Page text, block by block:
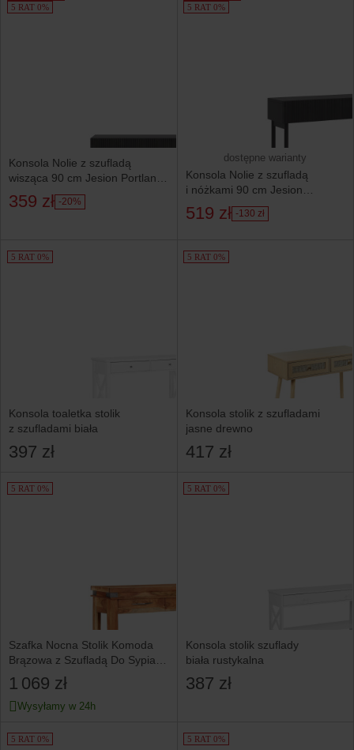
5 RAT 0%
Konsola Nolie z szufladą
wisząca 90 cm Jesion Portland
Czarny
359 zł -20%
5 RAT 0%
dostępne warianty
Konsola Nolie z szufladą
i nóżkami 90 cm Jesion
Portland Czarny
519 zł -130 zł
5 RAT 0%
Konsola toaletka stolik
z szufladami biała
397 zł
5 RAT 0%
Konsola stolik z szufladami
jasne drewno
417 zł
5 RAT 0%
Szafka Nocna Stolik Komoda
Brązowa z Szufladą Do Sypialni
110x34x74 cm
1 069 zł
Wysyłamy w 24h
5 RAT 0%
Konsola stolik szuflady
biała rustykalna
387 zł
5 RAT 0% 5 RAT 0%